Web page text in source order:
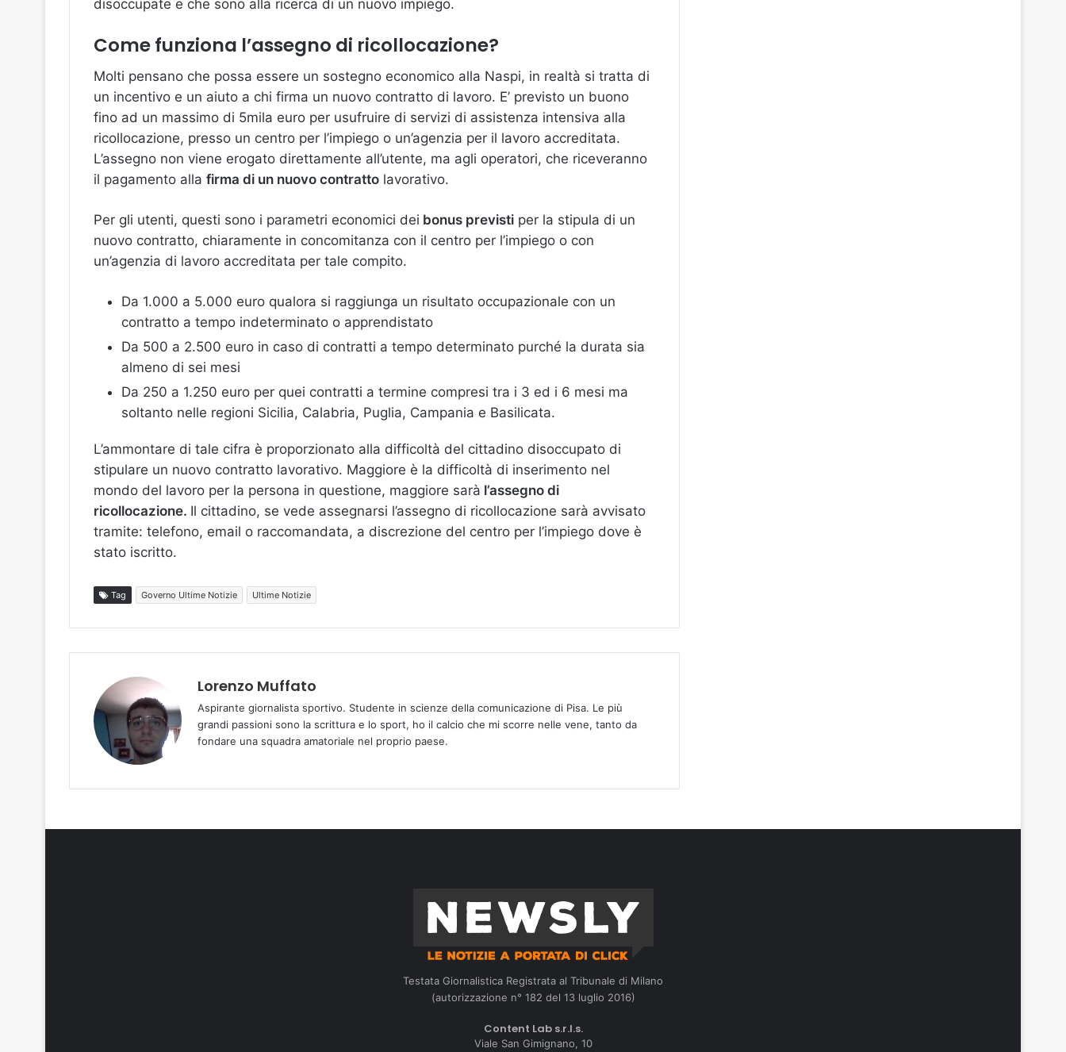
disoccupate e che sono alla ricerca di un nuovo impiego.
Come funziona l’assegno di ricollocazione?
Molti pensano che possa essere un sostegno economico alla Naspi, in realtà si tratta di
un incentivo e un aiuto a chi firma un nuovo contratto di lavoro. E’ previsto un buono
fino ad un massimo di 5mila euro per usufruire di servizi di assistenza intensiva alla
ricollocazione, presso un centro per l’impiego o un’agenzia per il lavoro accreditata.
L’assegno non viene erogato direttamente all’utente, ma agli operatori, che riceveranno
il pagamento alla firma di un nuovo contratto lavorativo.
Per gli utenti, questi sono i parametri economici dei bonus previsti per la stipula di un
nuovo contratto, chiaramente in concomitanza con il centro per l’impiego o con
un’agenzia di lavoro accreditata per tale compito.
Da 1.000 a 5.000 euro qualora si raggiunga un risultato occupazionale con un
contratto a tempo indeterminato o apprendistato
Da 500 a 2.500 euro in caso di contratti a tempo determinato purché la durata sia
almeno di sei mesi
Da 250 a 1.250 euro per quei contratti a termine compresi tra i 3 ed i 6 mesi ma
soltanto nelle regioni Sicilia, Calabria, Puglia, Campania e Basilicata.
L’ammontare di tale cifra è proporzionato alla difficoltà del cittadino disoccupato di
stipulare un nuovo contratto lavorativo. Maggiore è la difficoltà di inserimento nel
mondo del lavoro per la persona in questione, maggiore sarà l’assegno di
ricollocazione. Il cittadino, se vede assegnarsi l’assegno di ricollocazione sarà avvisato
tramite: telefono, email o raccomandata, a discrezione del centro per l’impiego dove è
stato iscritto.
Tag Governo Ultime Notizie Ultime Notizie
Lorenzo Muffato
Aspirante giornalista sportivo. Studente in scienze della comunicazione di Pisa. Le più
grandi passioni sono la scrittura e lo sport, ho il calcio che mi scorre nelle vene, tanto da
fondare una squadra amatoriale nel proprio paese.
Testata Giornalistica Registrata al Tribunale di Milano
(autorizzazione n° 182 del 13 luglio 2016)
Content Lab s.r.l.s.
Viale San Gimignano, 10